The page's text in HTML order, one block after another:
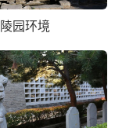
陵园环境